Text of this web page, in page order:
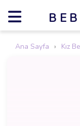
Ana Sayfa › Kız